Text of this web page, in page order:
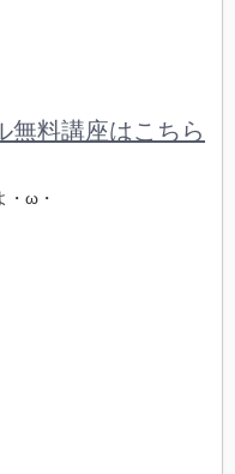
料講座はこちら
・ω・